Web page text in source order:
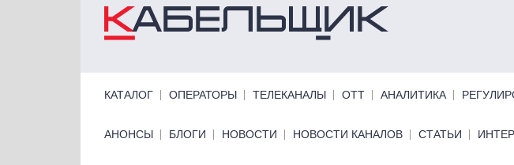
КАТАЛОГ ОПЕРАТОРЫ ТЕЛЕКАНАЛЫ ОТТ АНАЛИТИКА
Primary links bottom
АНОНСЫ БЛОГИ НОВОСТИ НОВОСТИ КАНАЛОВ СТАТЬИ